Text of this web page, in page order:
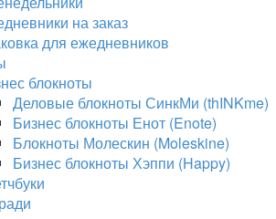
на заказ
для ежедневников
блокноты
Деловые блокноты СинкМи (thINKme)
Бизнес блокноты Енот (Enote)
Блокноты Молескин (Moleskine)
Бизнес блокноты Хэппи (Happy)